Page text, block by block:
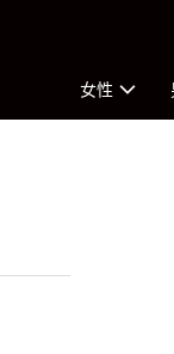
女性